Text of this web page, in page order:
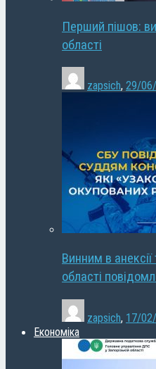
Перший пішов:
області
zapsich, 29/
Винним в анексії
області
zapsich, 17/
Економіка